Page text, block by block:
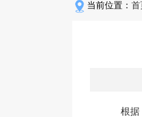
当前位置： 首
根据